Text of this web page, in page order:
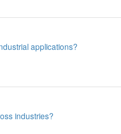
applications?
industries?